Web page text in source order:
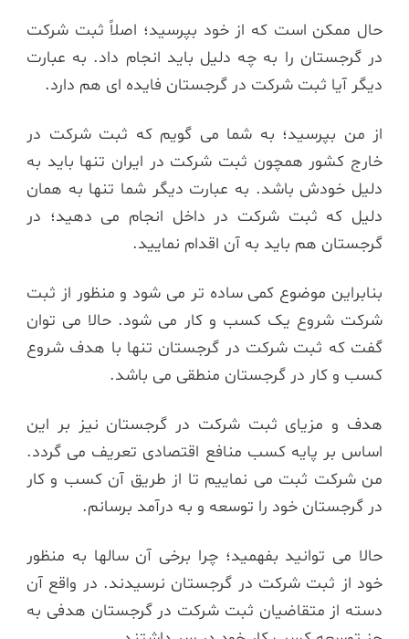
حال ممکن است که از خود بپرسید؛ اصلاً ثبت شرکت
در گرجستان را به چه دلیل باید انجام داد. به عبارت
دیگر آیا ثبت شرکت در گرجستان فایده ای هم دارد.
از من بپرسید؛ به شما می گویم که ثبت شرکت در
خارج کشور همچون ثبت شرکت در ایران تنها باید به
دلیل خودش باشد. به عبارت دیگر شما تنها به همان
دلیل که ثبت شرکت در داخل انجام می دهید؛ در
گرجستان هم باید به آن اقدام نمایید.
بنابراین موضوع کمی ساده تر می شود و منظور از ثبت
شرکت شروع یک کسب و کار می شود. حالا می توان
گفت که ثبت شرکت در گرجستان تنها با هدف شروع
کسب و کار در گرجستان منطقی می باشد.
هدف و مزیای ثبت شرکت در گرجستان نیز بر این
اساس بر پایه کسب منافع اقتصادی تعریف می گردد.
من شرکت ثبت می نماییم تا از طریق آن کسب و کار
در گرجستان خود را توسعه و به درآمد برسانم.
حالا می توانید بفهمید؛ چرا برخی آن سالها به منظور
خود از ثبت شرکت در گرجستان نرسیدند. در واقع آن
دسته از متقاضیان ثبت شرکت در گرجستان هدفی به